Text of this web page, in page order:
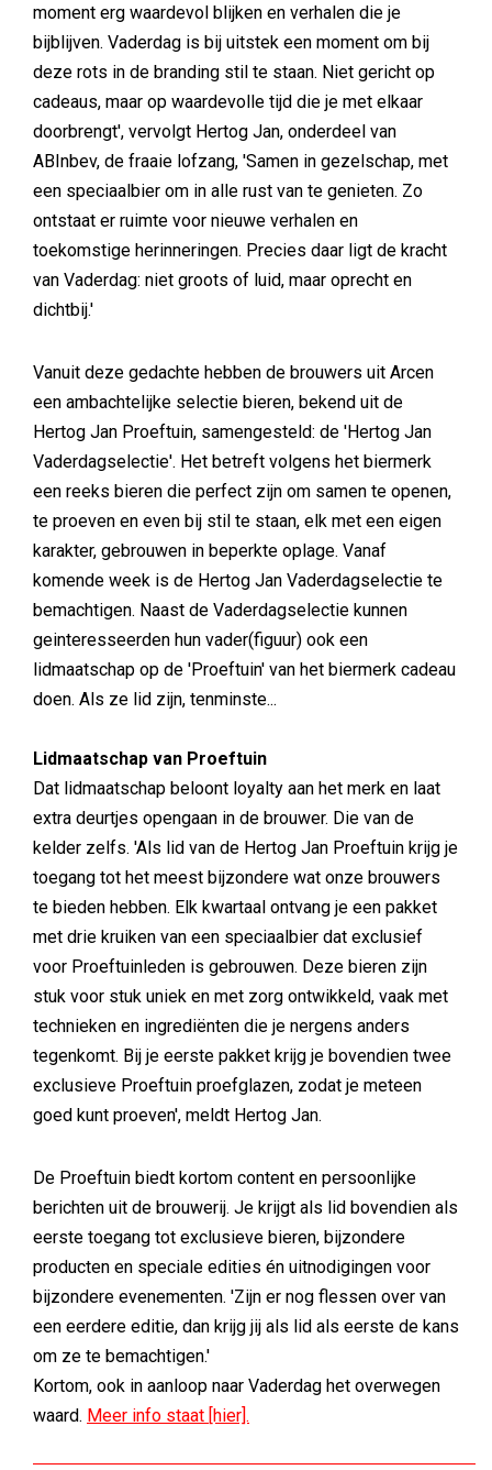
moment erg waardevol blijken en verhalen die je
bijblijven. Vaderdag is bij uitstek een moment om bij
deze rots in de branding stil te staan. Niet gericht op
cadeaus, maar op waardevolle tijd die je met elkaar
doorbrengt', vervolgt Hertog Jan, onderdeel van
ABInbev, de fraaie lofzang, 'Samen in gezelschap, met
een speciaalbier om in alle rust van te genieten. Zo
ontstaat er ruimte voor nieuwe verhalen en
toekomstige herinneringen. Precies daar ligt de kracht
van Vaderdag: niet groots of luid, maar oprecht en
dichtbij.'
Vanuit deze gedachte hebben de brouwers uit Arcen
een ambachtelijke selectie bieren, bekend uit de
Hertog Jan Proeftuin, samengesteld: de 'Hertog Jan
Vaderdagselectie'. Het betreft volgens het biermerk
een reeks bieren die perfect zijn om samen te openen,
te proeven en even bij stil te staan, elk met een eigen
karakter, gebrouwen in beperkte oplage. Vanaf
komende week is de Hertog Jan Vaderdagselectie te
bemachtigen. Naast de Vaderdagselectie kunnen
geinteresseerden hun vader(figuur) ook een
lidmaatschap op de 'Proeftuin' van het biermerk cadeau
doen. Als ze lid zijn, tenminste...
Lidmaatschap van Proeftuin
Dat lidmaatschap beloont loyalty aan het merk en laat
extra deurtjes opengaan in de brouwer. Die van de
kelder zelfs. 'Als lid van de Hertog Jan Proeftuin krijg je
toegang tot het meest bijzondere wat onze brouwers
te bieden hebben. Elk kwartaal ontvang je een pakket
met drie kruiken van een speciaalbier dat exclusief
voor Proeftuinleden is gebrouwen. Deze bieren zijn
stuk voor stuk uniek en met zorg ontwikkeld, vaak met
technieken en ingrediënten die je nergens anders
tegenkomt. Bij je eerste pakket krijg je bovendien twee
exclusieve Proeftuin proefglazen, zodat je meteen
goed kunt proeven', meldt Hertog Jan.
De Proeftuin biedt kortom content en persoonlijke
berichten uit de brouwerij. Je krijgt als lid bovendien als
eerste toegang tot exclusieve bieren, bijzondere
producten en speciale edities én uitnodigingen voor
bijzondere evenementen. 'Zijn er nog flessen over van
een eerdere editie, dan krijg jij als lid als eerste de kans
om ze te bemachtigen.'
Kortom, ook in aanloop naar Vaderdag het overwegen
waard. Meer info staat [hier].